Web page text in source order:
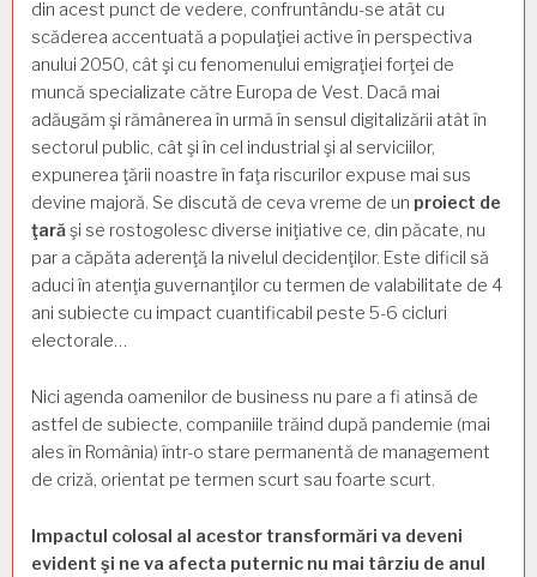
din acest punct de vedere, confruntându-se atât cu
scăderea accentuată a populaţiei active în perspectiva
anului 2050, cât şi cu fenomenului emigraţiei forţei de
muncă specializate către Europa de Vest. Dacă mai
adăugăm şi rămânerea în urmă în sensul digitalizării atât în
sectorul public, cât şi în cel industrial şi al serviciilor,
expunerea ţării noastre în faţa riscurilor expuse mai sus
devine majoră. Se discută de ceva vreme de un proiect de
ţarăşi se rostogolesc diverse iniţiative ce, din păcate, nu
par a căpăta aderenţă la nivelul decidenţilor. Este dificil să
aduci în atenţia guvernanţilor cu termen de valabilitate de 4
ani subiecte cu impact cuantificabil peste 5-6 cicluri
electorale…
Nici agenda oamenilor de business nu pare a fi atinsă de
astfel de subiecte, companiile trăind după pandemie (mai
ales în România) într-o stare permanentă de management
de criză, orientat pe termen scurt sau foarte scurt.
Impactul colosal al acestor transformări va deveni
evident şi ne va afecta puternic nu mai târziu de anul